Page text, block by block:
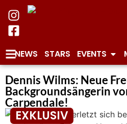
NEWS STARS EVENTS
Dennis Wilms: Neue
Backgroundsängerin
Carpendale!
EXKLUSIV